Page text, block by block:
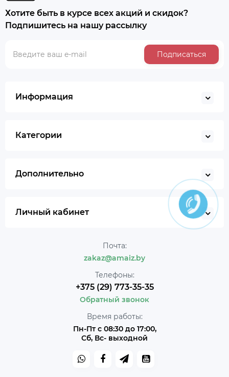
Хотите быть в курсе всех акций и скидок?
Подпишитесь на нашу рассылку
Подписаться
Информация
Категории
Дополнительно
Личный кабинет
Почта:
zakaz@amaiz.by
Телефоны:
+375 (29) 773-35-35
Обратный звонок
Время работы:
Пн-Пт с 08:30 до 17:00,
Сб, Вс- выходной